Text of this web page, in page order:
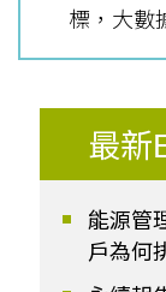
標，大數
最新
能源管
戶為何